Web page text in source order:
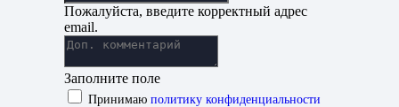
Пожалуйста, введите корректный адрес
email.
Заполните поле
Принимаю политику конфиденциальности